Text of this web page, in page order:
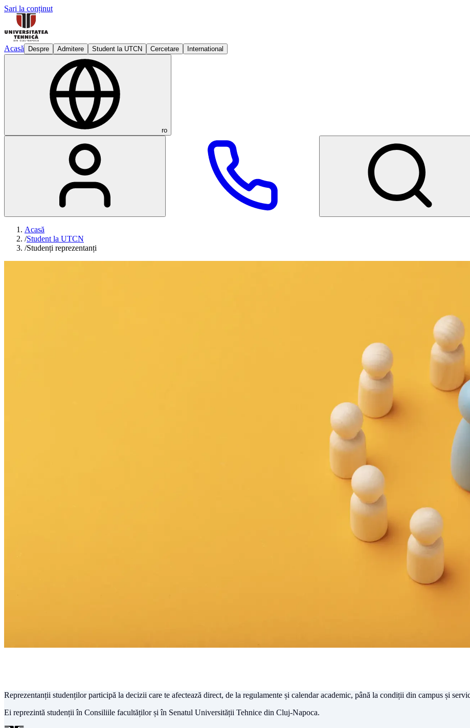
Sari la conținut
Acasă Despre Admitere Student la UTCN Cercetare International
ro
Acasă
/Student la UTCN
/Studenți reprezentanți
Reprezentanții studenților participă la decizii care te afectează direct, de la regulamente și calendar academic, până la condiții din campus și
Ei reprezintă studenții în Consiliile facultăților și în Senatul Universității Tehnice din Cluj-Napoca.